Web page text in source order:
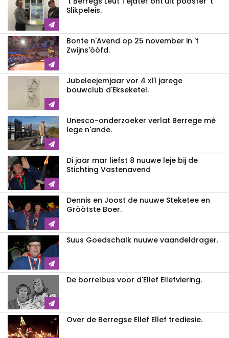
Slikpeleis.
Bonte n'Avend op 25 november in 't
Zwijns'òòfd.
Jubeleejemjaar vor 4 x11 jarege
bouwclub d'Ekseketel.
Unesco-onderzoeker verlat Berrege mè
lege n'ande.
Di jaar mar liefst 8 nuuwe leje bij de
Stichting Vastenavend
Dennis en Joost de nuuwe Steketee en
Gròòtste Boer.
Suus Goedschalk nuuwe vaandeldrager.
De borrelbus voor d'Ellef Ellefviering.
Over de Berregse Ellef Ellef trediesie.